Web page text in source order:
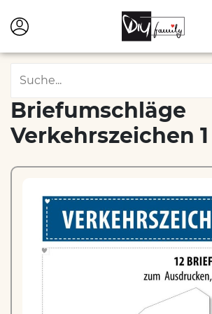
Briefumschläge
Verkehrszeichen 1